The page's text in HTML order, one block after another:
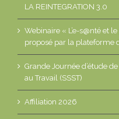
LA REINTEGRATION 3.0
Webinaire « L’e-s@nté et
proposé par la plateforme
Grande Journée d’étude
au Travail (SSST)
Affiliation 2026